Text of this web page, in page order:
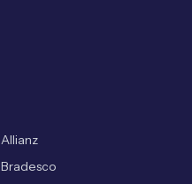
Allianz
Bradesco